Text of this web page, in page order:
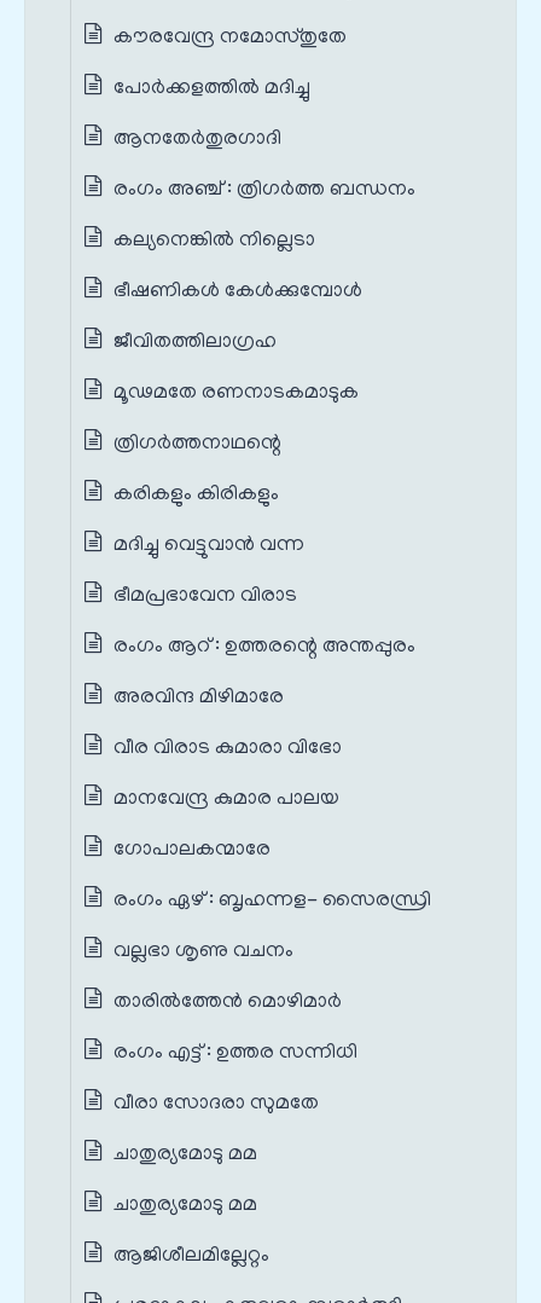
കൗരവേന്ദ്ര നമോസ്തുതേ
പോർക്കളത്തിൽ മദിച്ചു
ആനതേർതുരഗാദി
രംഗം അഞ്ച് : ത്രിഗർത്ത ബന്ധനം
കല്യനെങ്കിൽ നില്ലെടാ
ഭീഷണികൾ കേൾക്കുമ്പോൾ
ജീവിതത്തിലാഗ്രഹ
മൂഢമതേ രണനാടകമാടുക
ത്രിഗർത്തനാഥന്റെ
കരികളും കിരികളും
മദിച്ചു വെട്ടുവാൻ വന്ന
ഭീമപ്രഭാവേന വിരാട
രംഗം ആറ് : ഉത്തരന്റെ അന്തപ്പുരം
അരവിന്ദ മിഴിമാരേ
വീര വിരാട കുമാരാ വിഭോ
മാനവേന്ദ്ര കുമാര പാലയ
ഗോപാലകന്മാരേ
രംഗം ഏഴ് : ബൃഹന്നള- സൈരന്ധ്രി
വല്ലഭാ ശൃണു വചനം
താരിൽത്തേൻ മൊഴിമാർ
രംഗം എട്ട് : ഉത്തര സന്നിധി
വീരാ സോദരാ സുമതേ
ചാതുര്യമോടു മമ
ചാതുര്യമോടു മമ
ആജിശീലമില്ലേറ്റം